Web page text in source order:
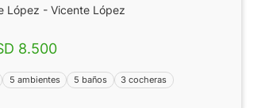
López - Vicente López
8.500
5 ambientes 5 baños
3 cocheras